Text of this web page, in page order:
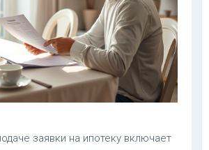
заявки на ипотеку включает